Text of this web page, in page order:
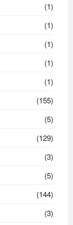
(1)
(1)
(1)
(1)
(1)
(155)
(5)
(129)
(3)
(5)
(144)
(3)